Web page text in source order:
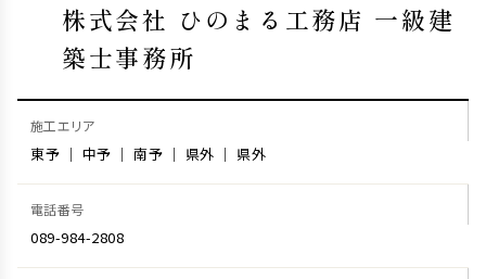
株式会社 ひのまる工務店 一級建
築士事務所
施工エリア
東予 ｜ 中予 ｜ 南予 ｜ 県外 ｜ 県外
電話番号
089-984-2808